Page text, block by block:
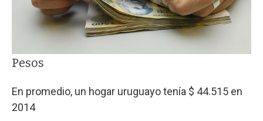
Pesos
En promedio, un hogar uruguayo tenía $ 44.515 en
2014